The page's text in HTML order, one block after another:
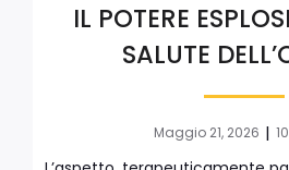
IL POTERE
SALUTE
Maggio 21, 2026 |